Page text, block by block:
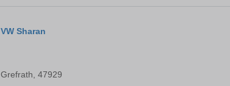
VW Sharan
Grefrath, 47929